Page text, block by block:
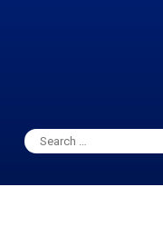
Search
for: